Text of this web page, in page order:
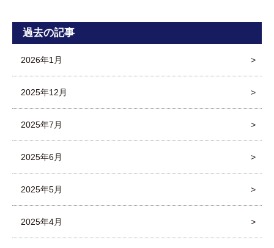
過去の記事
2026年1月
2025年12月
2025年7月
2025年6月
2025年5月
2025年4月